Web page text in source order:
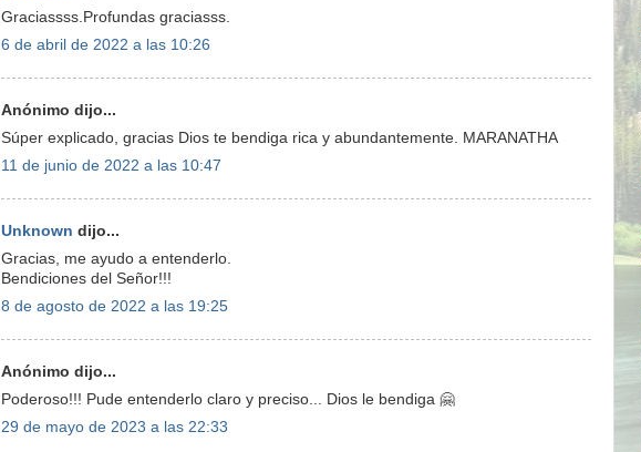
Graciassss.Profundas graciasss.
6 de abril de 2022 a las 10:26
Anónimo dijo...
Súper explicado, gracias Dios te bendiga rica y abundantemente. MARANATHA
11 de junio de 2022 a las 10:47
Unknown dijo...
Gracias, me ayudo a entenderlo.
Bendiciones del Señor!!!
8 de agosto de 2022 a las 19:25
Anónimo dijo...
Poderoso!!! Pude entenderlo claro y preciso... Dios le bendiga 🤗
29 de mayo de 2023 a las 22:33